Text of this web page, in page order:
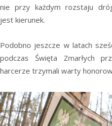
nie przy każdym rozstaju
jest kierunek.
Podobno jeszcze w latach
podczas Święta Zmarłych
harcerze trzymali warty